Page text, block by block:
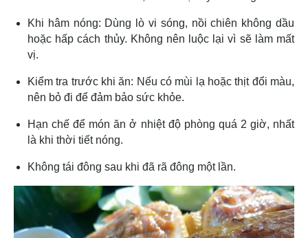
Khi hâm nóng: Dùng lò vi sóng, nồi chiên không dầu
hoặc hấp cách thủy. Không nên luộc lại vì sẽ làm mất
vị.
Kiểm tra trước khi ăn: Nếu có mùi lạ hoặc thịt đổi màu,
nên bỏ đi để đảm bảo sức khỏe.
Hạn chế để món ăn ở nhiệt độ phòng quá 2 giờ, nhất
là khi thời tiết nóng.
Không tái đông sau khi đã rã đông một lần.